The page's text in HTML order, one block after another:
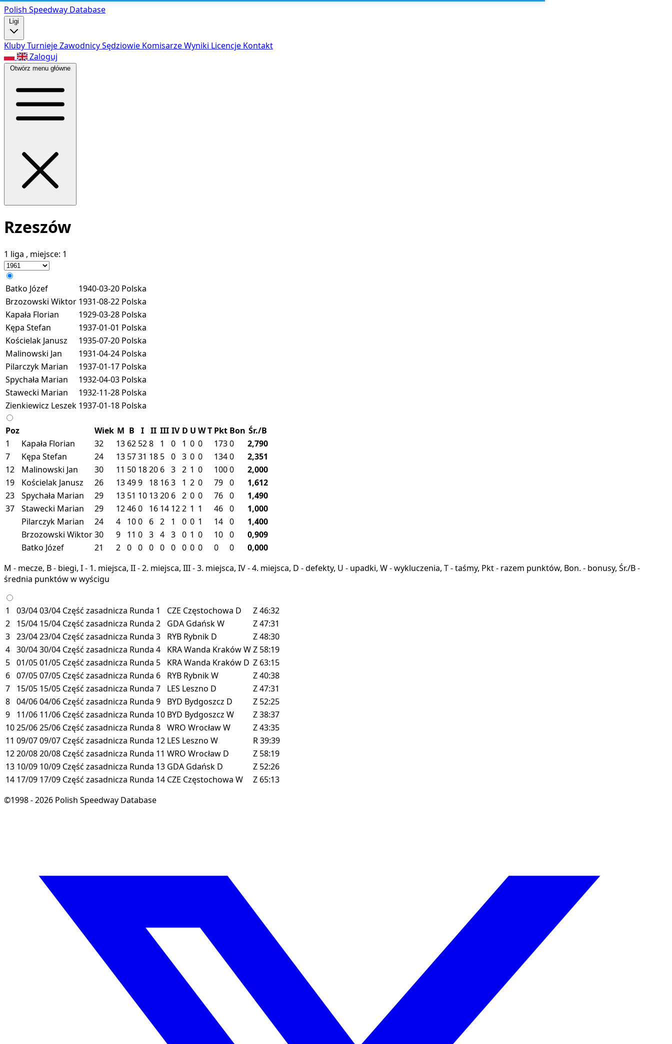
Polish Speedway Database
Ligi
KlubyTurniejeZawodnicySędziowie KomisarzeWyniki Licencje Kontakt
Zaloguj
Otwórz menu główne
Rzeszów
1 liga , miejsce: 1
Batko Józef 1940-03-20 Polska
Brzozowski Wiktor 1931-08-22 Polska
Kapała Florian
1929-03-28 Polska
Kępa Stefan
1937-01-01 Polska
Kościelak Janusz
1935-07-20 Polska
Malinowski Jan
1931-04-24 Polska
Pilarczyk Marian
1937-01-17 Polska
Spychała Marian
1932-04-03 Polska
Stawecki Marian
1932-11-28 Polska
Zienkiewicz Leszek 1937-01-18 Polska
Poz Wiek M B I II III IV D U WT Pkt Bon Śr./B
1
Kapała Florian 32 13 62 528 1 0 1 0 0 1730
2,790
7
Kępa Stefan 24 13 5731 18 5 0 3 0 0 1340
2,351
12
Malinowski Jan 30 11 50 1820 6 3 2 1 0 1000
2,000
19
Kościelak Janusz 26 13499 18 163 1 2 0 79 0
1,612
23
Spychała Marian 29 13 51 10 1320 6 2 0 0 76 0
1,490
37
Stawecki Marian 29 12460 16 14 122 1 1 46 0
1,000
Pilarczyk Marian
24 4 100 6 2 1 0 0 1 14 0
1,400
Brzozowski Wiktor30 9 11 0 3 4 3 0 1 0 10 0
0,909
Batko Józef
21 2 0 0 0 0 0 0 0 0 0 0
0,000
M - mecze, B - biegi, I - 1. miejsca, II - 2. miejsca, III - 3. miejsca, IV - 4. miejsca, D - defekty, U - upadki, W - wykluczenia, T - taśmy, Pkt - razem punktów, Bon. - bonusy, Śr./B -
średnia punktów w wyścigu
1 03/0403/04 Część zasadnicza Runda 1 CZE Częstochowa D Z46:32
2
15/04 15/04 Część zasadnicza Runda 2 GDA GdańskW Z47:31
3 23/0423/04 Część zasadnicza Runda 3 RYB Rybnik D Z48:30
4 30/0430/04 Część zasadnicza Runda 4 KRAWanda KrakówWZ 58:19
5 01/0501/05 Część zasadnicza Runda 5 KRAWanda Kraków D Z 63:15
6 07/0507/05 Część zasadnicza Runda 6 RYB RybnikW Z40:38
7
15/05 15/05 Część zasadnicza Runda 7 LES Leszno D Z47:31
8 04/0604/06 Część zasadnicza Runda 9 BYD Bydgoszcz D Z 52:25
9
11/06 11/06 Część zasadnicza Runda 10 BYD Bydgoszcz W Z38:37
1025/0625/06 Część zasadnicza Runda 8 WRO WrocławW Z43:35
11 09/0709/07 Część zasadnicza Runda 12 LES Leszno W R39:39
1220/0820/08 Część zasadnicza Runda 11 WRO Wrocław D Z 58:19
13 10/09 10/09 Część zasadnicza Runda 13 GDA Gdańsk D Z 52:26
14 17/09 17/09 Część zasadnicza Runda 14 CZE Częstochowa W Z 65:13
©1998 - 2026 Polish Speedway Database